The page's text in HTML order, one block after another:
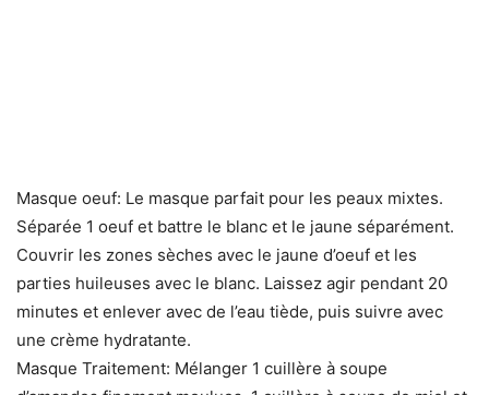
Masque oeuf: Le masque parfait pour les peaux mixtes.
Séparée 1 oeuf et battre le blanc et le jaune séparément.
Couvrir les zones sèches avec le jaune d’oeuf et les
parties huileuses avec le blanc. Laissez agir pendant 20
minutes et enlever avec de l’eau tiède, puis suivre avec
une crème hydratante.
Masque Traitement: Mélanger 1 cuillère à soupe